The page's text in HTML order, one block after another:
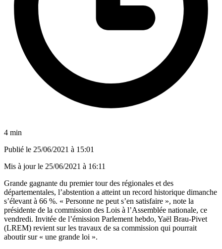
4 min
Publié le 25/06/2021 à 15:01
Mis à jour le 25/06/2021 à 16:11
Grande gagnante du premier tour des régionales et des
départementales, l’abstention a atteint un record historique dimanche
s’élevant à 66 %. « Personne ne peut s’en satisfaire », note la
présidente de la commission des Lois à l’Assemblée nationale, ce
vendredi. Invitée de l’émission Parlement hebdo, Yaël Brau-Pivet
(LREM) revient sur les travaux de sa commission qui pourrait
aboutir sur « une grande loi ».